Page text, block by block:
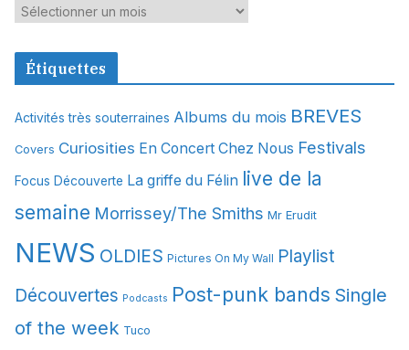
A
c
v
e
Étiquettes
Activités très souterraines Albums du mois BREVES
Covers Curiosities En Concert Chez Nous Festivals
Focus Découverte La griffe du Félin live de la
semaine Morrissey/The Smiths Mr Erudit
NEWS OLDIES Pictures On My Wall Playlist
Découvertes Podcasts Post-punk bands Single
of the week Tuco